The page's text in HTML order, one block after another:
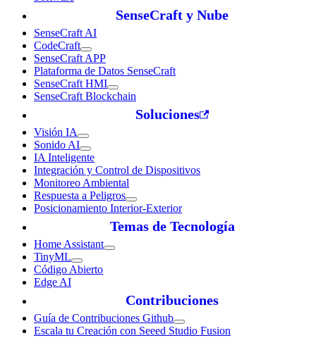
SenseCraft y Nube
SenseCraft AI
CodeCraft
SenseCraft APP
Plataforma de Datos SenseCraft
SenseCraft HMI
SenseCraft Blockchain
Soluciones
Visión IA
Sonido AI
IA Inteligente
Integración y Control de Dispositivos
Monitoreo Ambiental
Respuesta a Peligros
Posicionamiento Interior-Exterior
Temas de Tecnología
Home Assistant
TinyML
Código Abierto
Edge AI
Contribuciones
Guía de Contribuciones Github
Escala tu Creación con Seeed Studio Fusion